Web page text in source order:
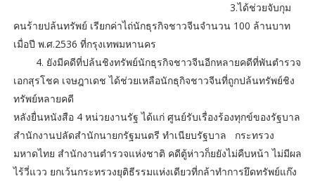
3.ได้ช่วยจับกุม
คนร้ายปล้นทรัพย์ เรียกค่าไถ่นักธุรกิจชาวจีนจำนวน 100 ล้านบาท
เมื่อปี พ.ศ.2536 ที่กรุงเทพมหานคร
4. ยังมีคดีที่ปล้นชิงทรัพย์นักธุรกิจชาวจีนอีกหลายคดีที่พันตำรวจ
เอกสุรโชค เจษฎาเดช ได้ช่วยเหลือนักธุกิจชาวจีนที่ถูกปล้นทรัพย์ชิง
ทรัพย์หลายคดี
หลังยื่นหนังสือ 4 หน่วยงานรัฐ ได้แก่ ศูนย์รับเรื่องร้องทุกข์ของรัฐบาล
สำนักงานปลัดสำนักนายกรัฐมนตรี ทำเนียบรัฐบาล กระทรวง
มหาดไทย สำนักงานตำรวจแห่งชาติ คดีตู้ห่าวก็ยยังไม่คืบหน้า ไม่มีผล
ไร้วี่แวว ยกเว้นกระทรวงยุติธีรรมแห่งเดียวที่กล้าทำการยึดทรัพย์แก๊ง